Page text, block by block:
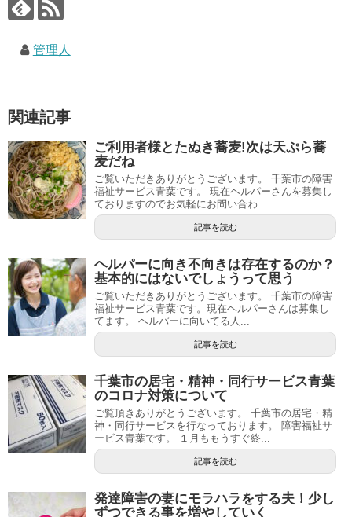
管理人
関連記事
ご利用者様とたぬき蕎麦!次は天ぷら蕎
麦だね
ご覧いただきありがとうございます。 千葉市の障害
福祉サービス青葉です。 現在ヘルパーさんを募集し
ておりますのでお気軽にお問い合わ...
記事を読む
ヘルパーに向き不向きは存在するのか？
基本的にはないでしょうって思う
ご覧いただきありがとうございます。 千葉市の障害
福祉サービス青葉です。現在ヘルパーさんは募集し
てます。 ヘルパーに向いてる人...
記事を読む
千葉市の居宅・精神・同行サービス青葉
のコロナ対策について
ご覧頂きありがとうございます。 千葉市の居宅・精
神・同行サービスを行なっております。 障害福祉サ
ービス青葉です。 １月ももうすぐ終...
記事を読む
発達障害の妻にモラハラをする夫！少し
ずつできる事を増やしていく